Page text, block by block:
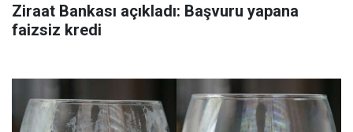
Ziraat Bankası açıkladı: Başvuru yapana
faizsiz kredi